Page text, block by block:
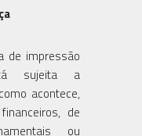
de impressão
sujeita a
acontece,
de
ou